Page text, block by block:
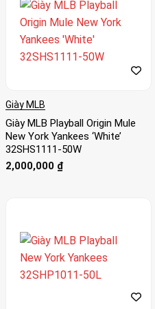
Giày MLB
Giày MLB Playball Origin Mule
New York Yankees ‘White’
32SHS1111-50W
2,000,000 ₫